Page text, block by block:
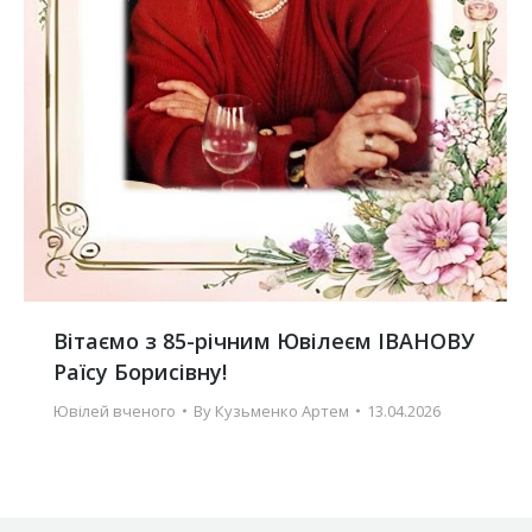
Вітаємо з 85-річним Ювілеєм ІВАНОВУ
Раїсу Борисівну!
Ювілей вченого By Кузьменко Артем 13.04.2026